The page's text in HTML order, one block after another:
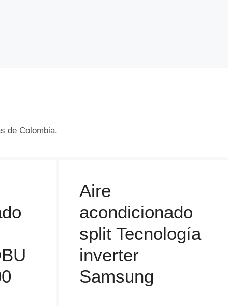
de Colombia.
Aire
acondicionado
split Tecnología
inverter
Samsung